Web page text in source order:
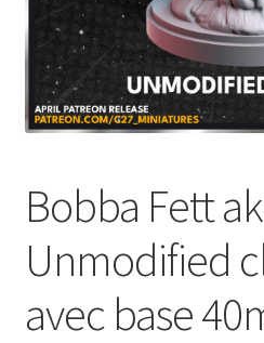
Bobba Fett
Unmodified
avec base